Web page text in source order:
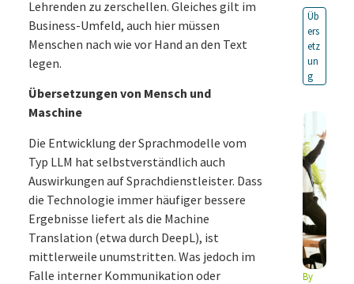
Lehrenden zu zerschellen. Gleiches gilt im
Business-Umfeld, auch hier müssen
Menschen nach wie vor Hand an den Text
legen.
Übersetzungen von Mensch und
Maschine
Die Entwicklung der Sprachmodelle vom
Typ LLM hat selbstverständlich auch
Auswirkungen auf Sprachdienstleister. Dass
die Technologie immer häufiger bessere
Ergebnisse liefert als die Machine
Translation (etwa durch DeepL), ist
mittlerweile unumstritten. Was jedoch im
Falle interner Kommunikation oder
Üb
ers
etz
un
g
By